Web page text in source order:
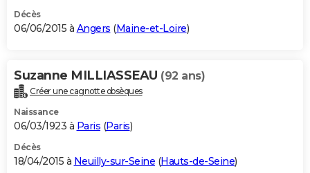
Décès
06/06/2015 à Angers (Maine-et-Loire)
Suzanne MILLIASSEAU (92 ans)
Créer une cagnotte obsèques
Naissance
06/03/1923 à Paris (Paris)
Décès
18/04/2015 à Neuilly-sur-Seine (Hauts-de-Seine)